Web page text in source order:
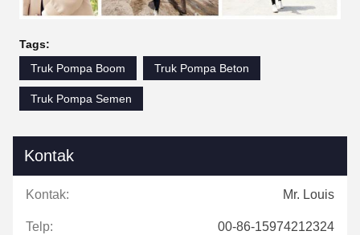
Tags:
Truk Pompa Boom
Truk Pompa Beton
Truk Pompa Semen
Kontak
Kontak: Mr. Louis
Telp: 00-86-15974212324